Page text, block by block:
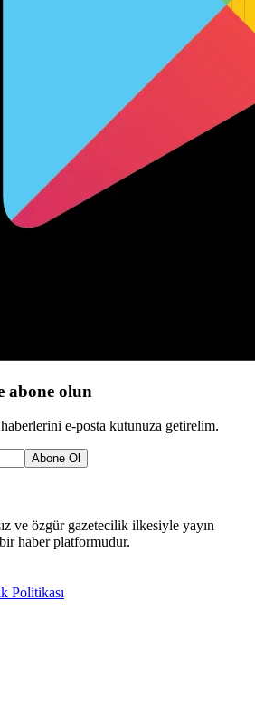
abone olun
e-posta kutunuza getirelim.
Abone Ol
ve özgür gazetecilik ilkesiyle yayın
haber platformudur.
Politikası